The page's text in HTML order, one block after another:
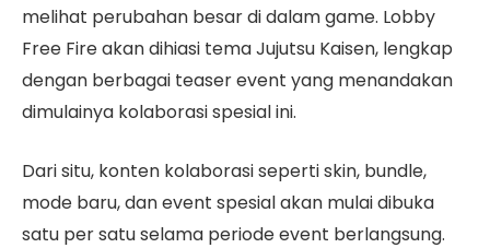
melihat perubahan besar di dalam game. Lobby
Free Fire akan dihiasi tema Jujutsu Kaisen, lengkap
dengan berbagai teaser event yang menandakan
dimulainya kolaborasi spesial ini.
Dari situ, konten kolaborasi seperti skin, bundle,
mode baru, dan event spesial akan mulai dibuka
satu per satu selama periode event berlangsung.